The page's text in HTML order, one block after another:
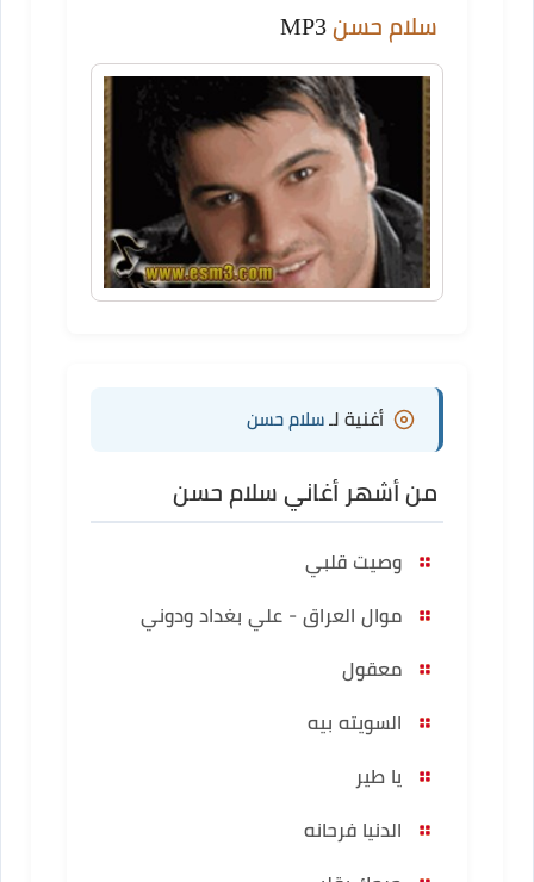
سلام حسن
أغنية لـ سلام حسن
من أشهر أغاني سلام حسن
وصيت قلبي
موال العراق - علي بغداد ودوني
معقول
السويته بيه
يا طير
الدنيا فرحانه